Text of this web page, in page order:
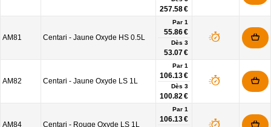
257.58 €
AM81 Centari - Jaune Oxyde HS 0.5L
Par 1
55.86 €
Dès 3
53.07 €
AM82 Centari - Jaune Oxyde LS 1L
Par 1
106.13 €
Dès 3
100.82 €
AM84 Centari - Rouge Oxyde LS 1L
Par 1
106.13 €